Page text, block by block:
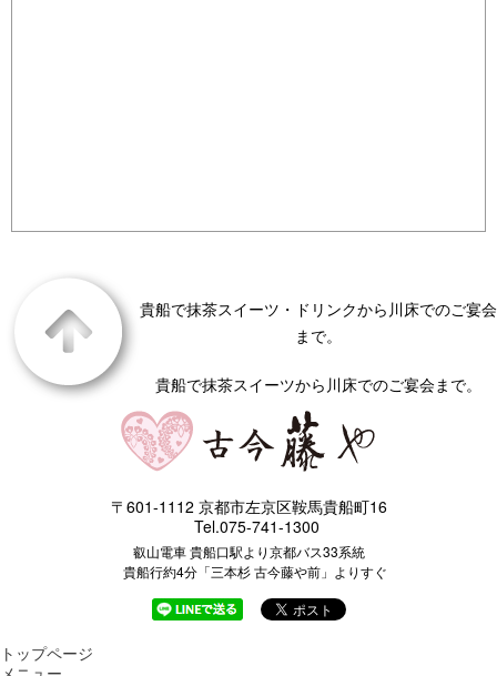
貴船で抹茶スイーツ・ドリンクから川床でのご宴会
まで。
貴船で抹茶スイーツから川床でのご宴会まで。
〒601-1112 京都市左京区鞍馬貴船町16
Tel.075-741-1300
叡山電車 貴船口駅より京都バス33系統
貴船行約4分「三本杉 古今藤や前」よりすぐ
トップページ